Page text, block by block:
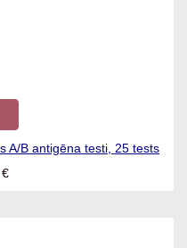
A/B antigēna testi, 25 tests